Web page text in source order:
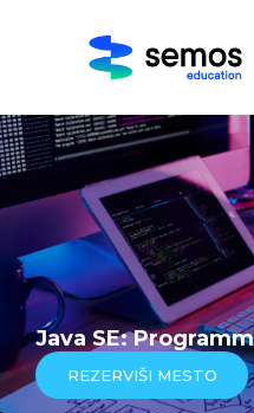
Java SE:
REZERVIŠI MESTO